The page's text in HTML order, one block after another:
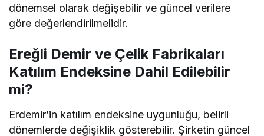
dönemsel olarak değişebilir ve güncel verilere
göre değerlendirilmelidir.
Ereğli Demir ve Çelik Fabrikaları
Katılım Endeksine Dahil Edilebilir
mi?
Erdemir’in katılım endeksine uygunluğu, belirli
dönemlerde değişiklik gösterebilir. Şirketin güncel